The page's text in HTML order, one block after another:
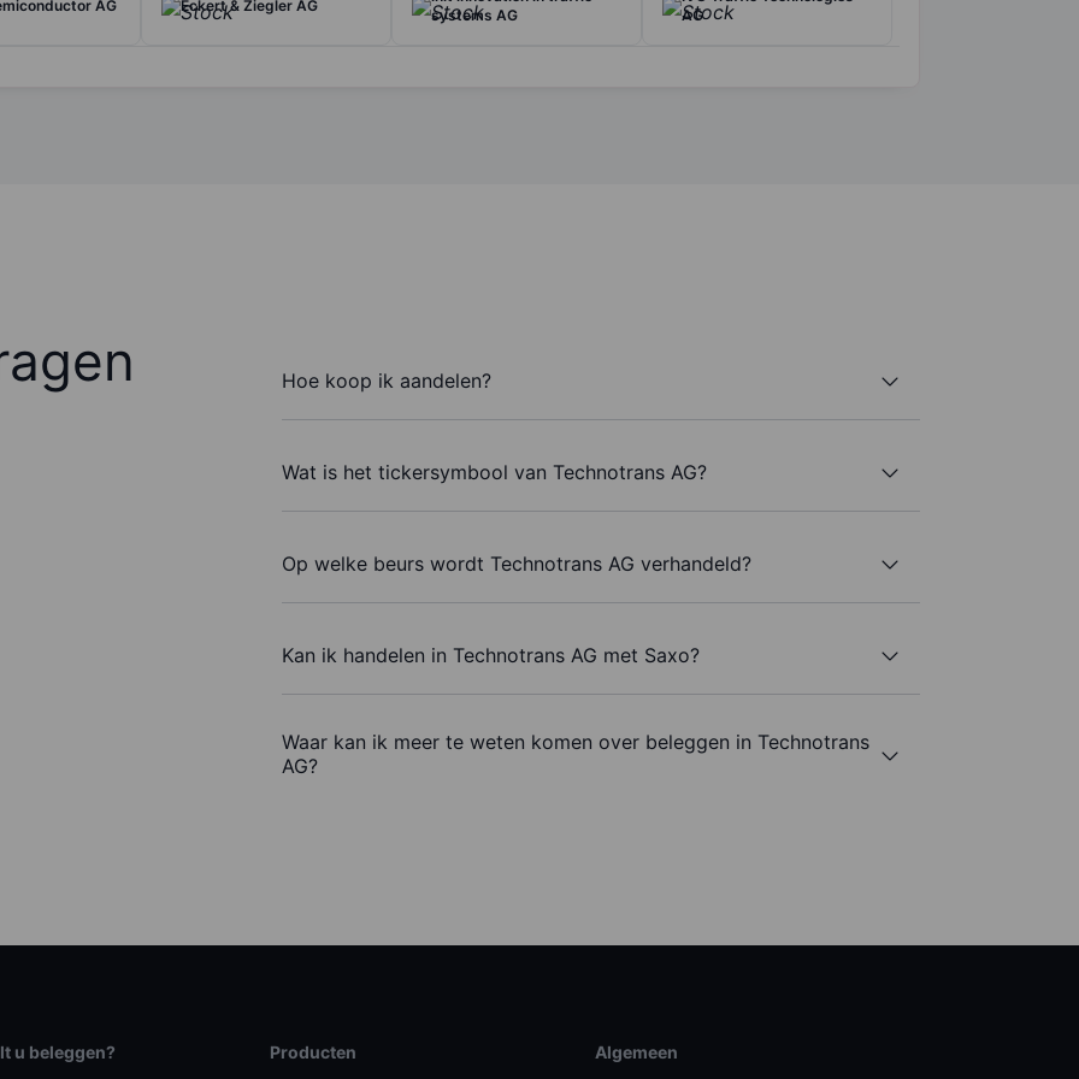
AG Eckert & Ziegler AG
systems AG
AG
Hoe koop ik aandelen?
Wat is het tickersymbool van Technotrans AG?
Op welke beurs wordt Technotrans AG verhandeld?
Kan ik handelen in Technotrans AG met Saxo?
Waar kan ik meer te weten komen over beleggen in Technotrans
AG?
u beleggen? Producten Algemeen